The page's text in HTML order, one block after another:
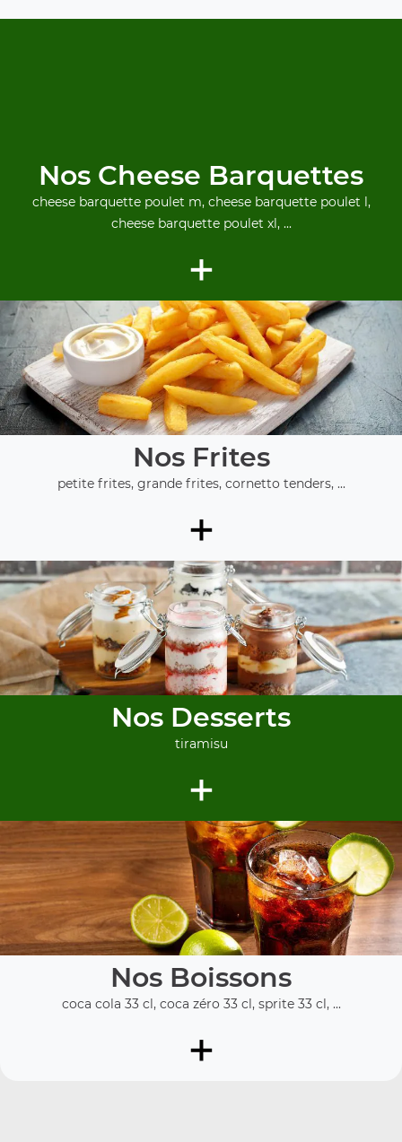
Nos Cheese Barquettes
cheese barquette poulet m, cheese barquette poulet l,
cheese barquette poulet xl, ...
+
Nos Frites
petite frites, grande frites, cornetto tenders, ...
+
Nos Desserts
tiramisu
+
Nos Boissons
coca cola 33 cl, coca zéro 33 cl, sprite 33 cl, ...
+